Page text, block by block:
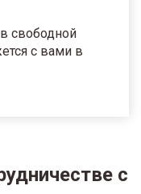
свободной
с вами в
с